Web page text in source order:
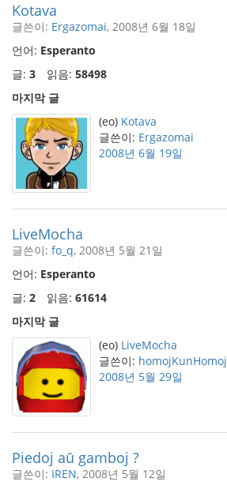
Kotava
글쓴이: Ergazomai, 2008년 6월 18일
언어: Esperanto
글: 3 읽음: 58498
마지막 글
(eo) Kotava
글쓴이: Ergazomai
2008년 6월 19일
LiveMocha
글쓴이: fo_q, 2008년 5월 21일
언어: Esperanto
글: 2 읽음: 61614
마지막 글
(eo) LiveMocha
글쓴이: homojKunHomoj
2008년 5월 29일
Piedoj aŭ gamboj ?
글쓴이: IREN, 2008년 5월 12일